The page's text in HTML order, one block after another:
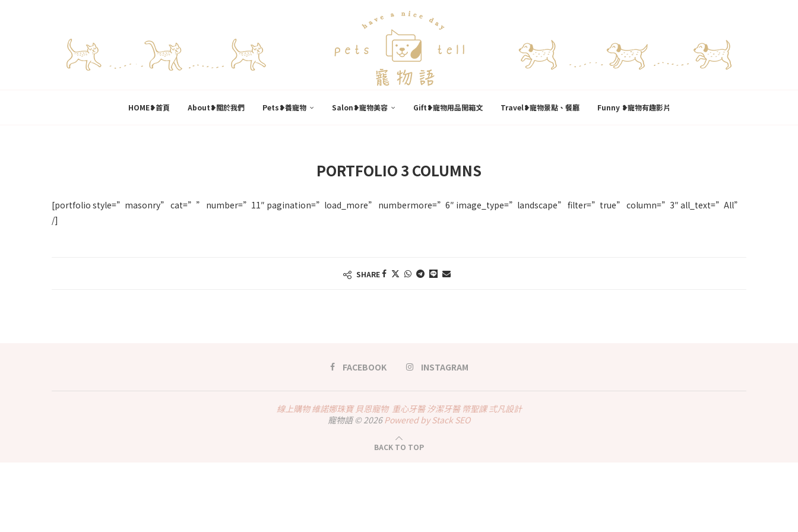
HOME❥首頁 About❥關於我們 Pets❥養寵物 Salon❥寵物美容 Gift❥寵物用品開箱文 Travel❥寵物景點、餐廳 Funny ❥寵物有趣影片
PORTFOLIO 3 COLUMNS
[portfolio style=”masonry” cat=”” number=”11″ pagination=”load_more” numbermore=”6″ image_type=”landscape” filter=”true” column=”3″ all_text=”All”
/]
SHARE
FACEBOOK INSTAGRAM
線上購物 維諾娜珠寶 貝恩寵物 重心牙醫 汐潔牙醫 幣聖課 弍凡設計
寵物語 © 2026Powered by Stack SEO
BACK TO TOP